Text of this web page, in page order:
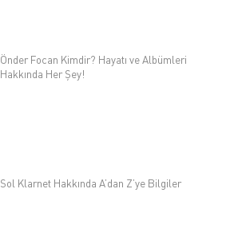
Önder Focan Kimdir? Hayatı ve Albümleri
Hakkında Her Şey!
Sol Klarnet Hakkında A’dan Z’ye Bilgiler